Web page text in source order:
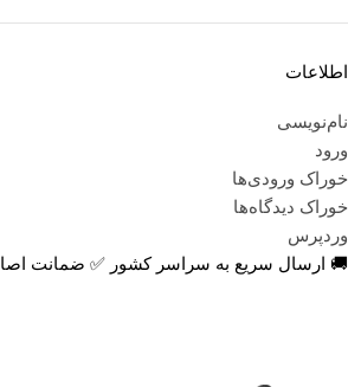
اطلاعات
نام‌نویسی
ورود
خوراک ورودی‌ها
خوراک دیدگاه‌ها
وردپرس
🚚 ارسال سریع به سراسر کشور ✅ ضمانت اصالت کالا 🔁 ۷ روز ضمانت بازگشت